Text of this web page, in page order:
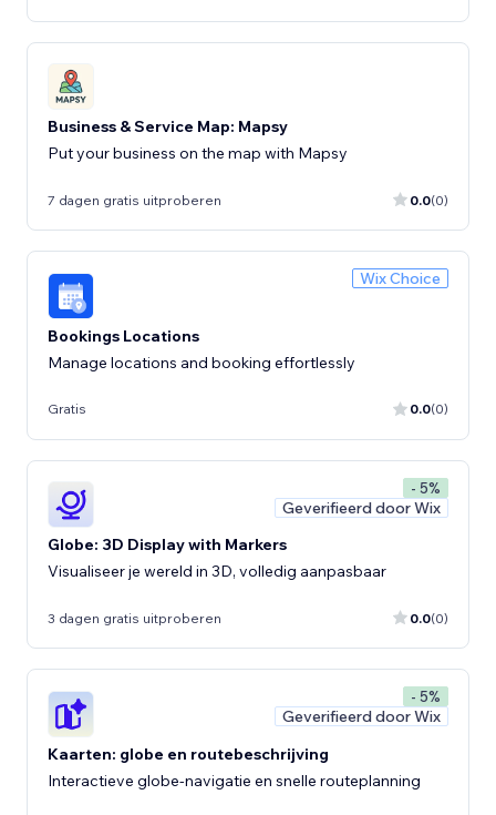
Business & Service Map: Mapsy
Put your business on the map with Mapsy
7 dagen gratis uitproberen 0.0(0)
Wix Choice
Bookings Locations
Manage locations and booking effortlessly
Gratis 0.0(0)
- 5%
Geverifieerd door Wix
Globe: 3D Display with Markers
Visualiseer je wereld in 3D, volledig aanpasbaar
3 dagen gratis uitproberen 0.0(0)
- 5%
Geverifieerd door Wix
Kaarten: globe en routebeschrijving
Interactieve globe-navigatie en snelle routeplanning